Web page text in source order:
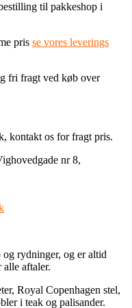
til pakkeshop i
pris se vores leverings
fri fragt ved køb over
kontakt os for fragt pris.
nr 8,
rydninger, og er altid
aftaler.
Royal Copenhagen stel,
i teak og palisander.